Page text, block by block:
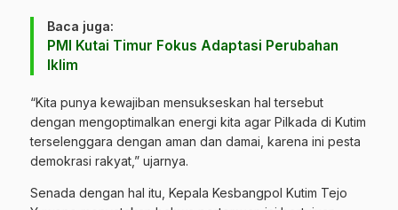
Baca juga:
PMI Kutai Timur Fokus Adaptasi Perubahan
Iklim
“Kita punya kewajiban mensukseskan hal tersebut
dengan mengoptimalkan energi kita agar Pilkada di Kutim
terselenggara dengan aman dan damai, karena ini pesta
demokrasi rakyat,” ujarnya.
Senada dengan hal itu, Kepala Kesbangpol Kutim Tejo